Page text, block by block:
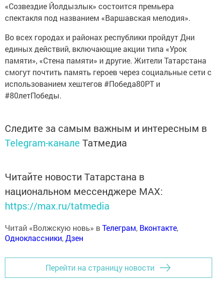
«Созвездие Йолдызлык» состоится премьера
спектакля под названием «Варшавская мелодия».
Во всех городах и районах республики пройдут Дни
единых действий, включающие акции типа «Урок
памяти», «Стена памяти» и другие. Жители Татарстана
смогут почтить память героев через социальные сети с
использованием хештегов #Победа80РТ и
#80летПобеды.
Следите за самым важным и интересным в
Telegram-канале Татмедиа
Читайте новости Татарстана в
национальном мессенджере MАХ:
https://max.ru/tatmedia
Читай «Волжскую новь» вТелеграм, Вконтакте,
Одноклассники,Дзен
Перейти на страницу новости